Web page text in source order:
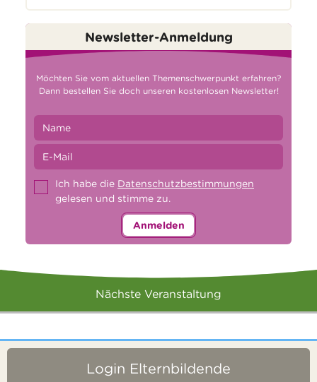
Newsletter-Anmeldung
Möchten Sie vom aktuellen Themenschwerpunkt erfahren?
Dann bestellen Sie doch unseren kostenlosen Newsletter!
Ich habe die Datenschutzbestimmungen
gelesen und stimme zu.
Anmelden
Nächste Veranstaltung
Login Elternbildende